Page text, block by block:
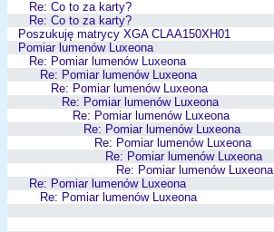
Re: Co to za karty?
Re: Co to za karty?
Poszukuję matrycy XGA CLAA150XH01
Pomiar lumenów Luxeona
Re: Pomiar lumenów Luxeona
Re: Pomiar lumenów Luxeona
Re: Pomiar lumenów Luxeona
Re: Pomiar lumenów Luxeona
Re: Pomiar lumenów Luxeona
Re: Pomiar lumenów Luxeona
Re: Pomiar lumenów Luxeona
Re: Pomiar lumenów Luxeona
Re: Pomiar lumenów Luxeona
Re: Pomiar lumenów Luxeona
Re: Pomiar lumenów Luxeona